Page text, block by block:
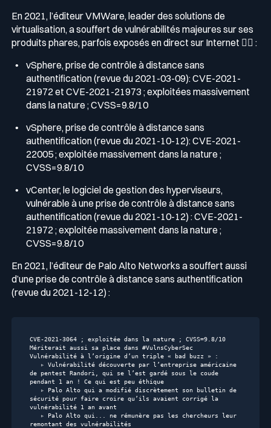
En 2021, l’éditeur VMWare, leader des solutions de
virtualisation, a souffert de vulnérabilités majeures sur ses
produits phares, parfois exposés en direct sur Internet 🤦‍♂️ :
vSphere, prise de contrôle à distance sans
authentification (revue du 2021-03-09): CVE-2021-
21972 et CVE-2021-21973 ; exploitées massivement
dans la nature ; CVSS=9.8/10
vSphere, prise de contrôle à distance sans
authentification (revue du 2021-10-12): CVE-2021-
22005 ; exploitée massivement dans la nature ;
CVSS=9.8/10
vCenter, le logiciel de gestion des hyperviseurs,
vulnérable à une prise de contrôle à distance sans
authentification (revue du 2021-10-12) : CVE-2021-
21972 ; exploitée massivement dans la nature ;
CVSS=9.8/10
En 2021, l’éditeur de Palo Alto Networks a souffert aussi
d’une prise de contrôle à distance sans authentification
(revue du 2021-12-12) :
CVE-2021-3064 ; exploitée dans la nature ;
CVSS=9.8/10
Mériterait
aussi sa place dans
#VulnsCyberSec
Vulnérabilité à l’origine d’un triple « bad buzz »
:
▹
Vulnérabilité découverte par l’entreprise américaine
de
pentest Randori, qui se l’est gardé sous le
coude
pendant
1 an ! Ce qui est peu éthique
▹
Palo Alto qui a modifié discrètement son bulletin de
sécurité
pour faire croire qu’ils avaient corrigé la
vulnérabilité
1 an avant
▹
Palo Alto qui... ne rémunère pas les chercheurs
leur
remontant
des vulnérabilités